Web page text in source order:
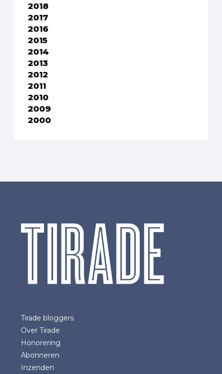
2018
2017
2016
2015
2014
2013
2012
2011
2010
2009
2000
Tirade bloggers
Over Tirade
Honorering
Abonneren
Inzenden